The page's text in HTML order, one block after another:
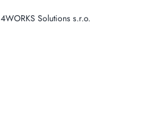
4WORKS Solutions s.r.o.